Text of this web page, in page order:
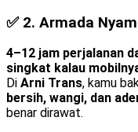
✅ 2. Armada
4–12 jam perjalanan
singkat kalau
Di Arni Trans, kamu
bersih, wangi, dan
benar dirawat.